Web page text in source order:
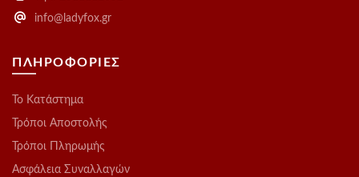
info@ladyfox.gr
ΠΛΗΡΟΦΟΡΙΕΣ
Το Kατάστημα
Τρόποι Αποστολής
Τρόποι Πληρωμής
Ασφάλεια Συναλλαγών